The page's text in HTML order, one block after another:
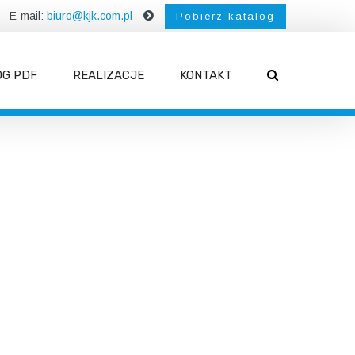
E-mail: biuro@kjk.com.pl Pobierz katalog
PDF REALIZACJE KONTAKT